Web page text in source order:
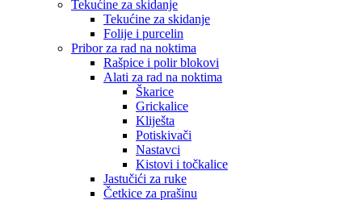
Tekućine za skidanje
Tekućine za skidanje
Folije i purcelin
Pribor za rad na noktima
Rašpice i polir blokovi
Alati za rad na noktima
Škarice
Grickalice
Kliješta
Potiskivači
Nastavci
Kistovi i točkalice
Jastučići za ruke
Četkice za prašinu